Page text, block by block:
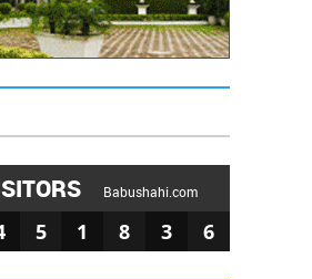
Babushahi.com
5 1 8 3 6